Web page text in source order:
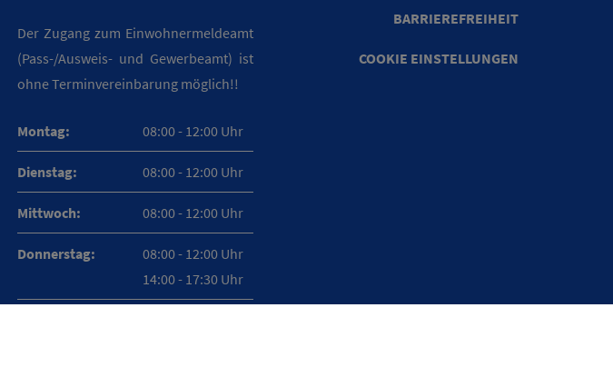
Der Zugang zum Einwohnermeldeamt
(Pass-/Ausweis- und Gewerbeamt) ist
ohne Terminvereinbarung möglich!!
Montag: 08:00 - 12:00 Uhr
Dienstag: 08:00 - 12:00 Uhr
Mittwoch: 08:00 - 12:00 Uhr
Donnerstag:
08:00 - 12:00 Uhr
14:00 - 17:30 Uhr
BARRIEREFREIHEIT
COOKIE EINSTELLUNGEN